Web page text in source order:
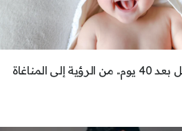
كيفية تطور الطفل بعد 40 يوم.. من الرؤية إلى المناغاة